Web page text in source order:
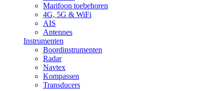
Marifoon toebehoren
4G, 5G & WiFi
AIS
Antennes
Instrumenten
Boordinstrumenten
Radar
Navtex
Kompassen
Transducers